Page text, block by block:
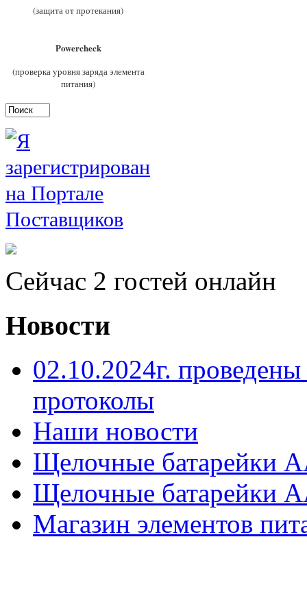
(защита от протекания)
Powercheck
(проверка уровня заряда элемента
питания)
Сейчас 2 гостей онлайн
Новости
02.10.2024г.
протоколы
Наши новости
Щелочные батарейки
Щелочные батарейки
Магазин элементов